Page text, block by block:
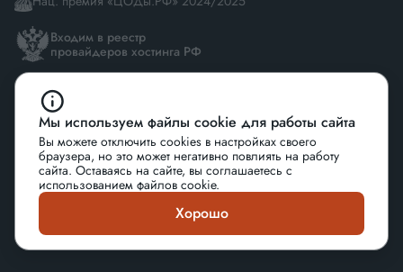
Входим в реестр
провайдеров хостинга РФ
Резидент
Сколково
© 2026 АО «ЮНИКО»
Политика конфиденциальности
Сделано в
Мы используем файлы cookie для работы сайта
Вы можете отключить cookies в настройках своего
браузера, но это может негативно повлиять на работу
сайта. Оставаясь на сайте, вы соглашаетесь с
использованием файлов cookie.
Хорошо